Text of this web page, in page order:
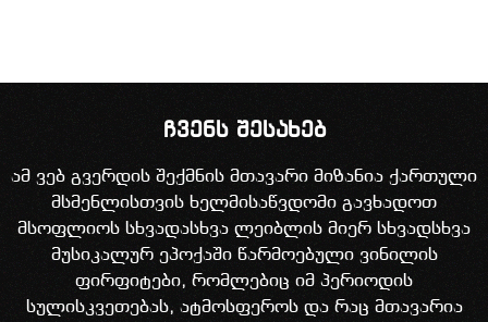
ჩვენს შესახებ
ამ ვებ გვერდის შექმნის მთავარი მიზანია ქართული
მსმენლისთვის ხელმისაწვდომი გავხადოთ
მსოფლიოს სხვადასხვა ლეიბლის მიერ სხვადსხვა
მუსიკალურ ეპოქაში წარმოებული ვინილის
ფირფიტები, რომლებიც იმ პერიოდის
სულისკვეთებას, ატმოსფეროს და რაც მთავარია